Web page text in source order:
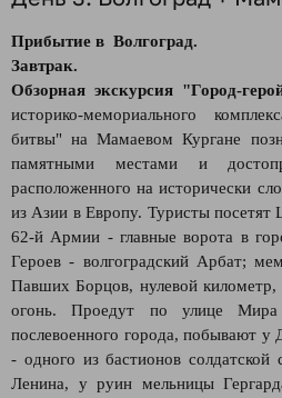
Прибытие в Волгоград.
Завтрак.
Обзорная экскурсия "Город-
историко-мемориального
битвы" на Мамаевом Кургане
памятными местами и
расположенного на исторически
из Азии в Европу. Туристы
62-й Армии - главные ворота в
Героев - волгоградский Арбат;
Павших Борцов, нулевой
огонь. Проедут по улице Мира
послевоенного города, побывают у
- одного из бастионов
Ленина, у руин мельницы